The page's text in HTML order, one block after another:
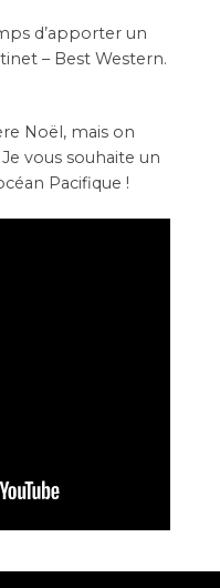
d’apporter un
– Best Western.
Noël, mais on
vous souhaite un
Pacifique !